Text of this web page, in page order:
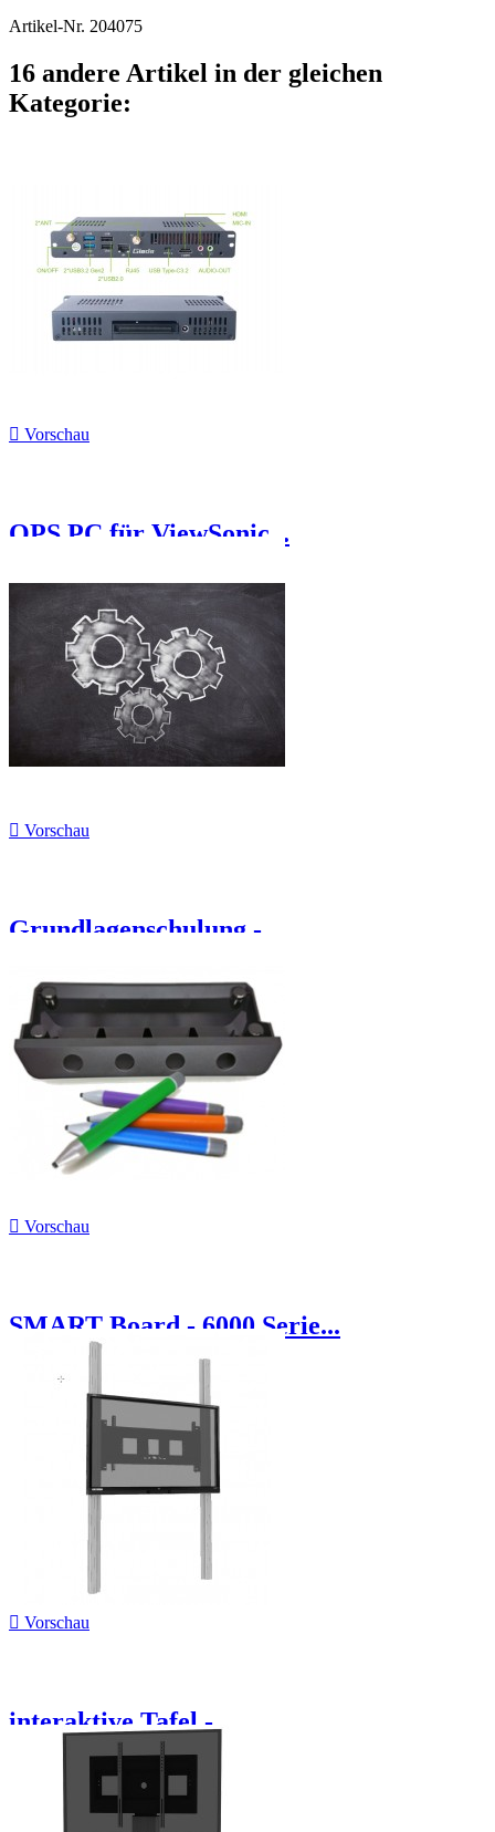
Artikel-Nr. 204075
16 andere Artikel in der gleichen
Kategorie:
 Vorschau
OPS PC für ViewSonic...
 Vorschau
Grundlagenschulung -...
 Vorschau
SMART Board - 6000 Serie...
 Vorschau
interaktive Tafel -...